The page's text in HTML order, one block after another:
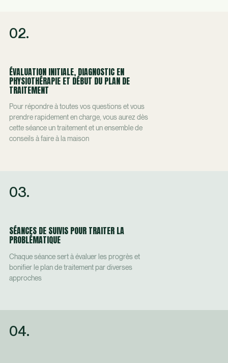
02.
ÉVALUATION INITIALE, DIAGNOSTIC EN
PHYSIOTHÉRAPIE ET DÉBUT DU PLAN DE
TRAITEMENT
Pour répondre à toutes vos questions et vous
prendre rapidement en charge, vous aurez dès
cette séance un traitement et un ensemble de
conseils à faire à la maison
03.
SÉANCES DE SUIVIS POUR TRAITER LA
PROBLÉMATIQUE
Chaque séance sert à évaluer les progrès et
bonifier le plan de traitement par diverses
approches
04.